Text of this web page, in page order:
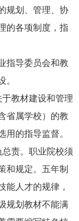
规划、管理、协
的各项制度，指
指导委员会和教
。
教材建设和管理
省属学校）的教
用的指导监督。
责。职业院校须
和规定。五年制
能人才的规律，
规划教材不能满